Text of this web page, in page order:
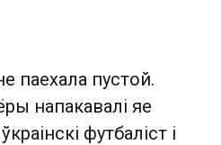
пустой.
напакавалі яе
футбаліст і